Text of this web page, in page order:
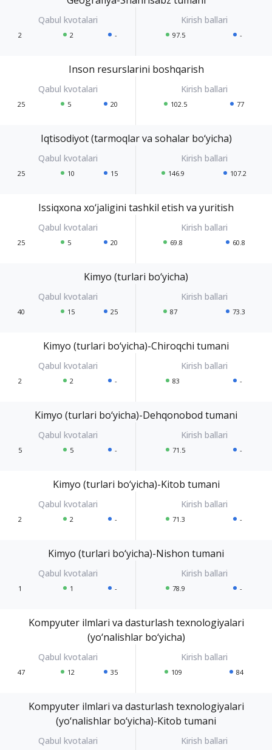
2 2 - 97.5 -
Inson resurslarini boshqarish
25 5 20 102.5 77
Iqtisodiyot (tarmoqlar va sohalar bo‘yicha)
25 10 15 146.9 107.2
Issiqxona xo‘jaligini tashkil etish va yuritish
25 5 20 69.8 60.8
Kimyo (turlari bo‘yicha)
40 15 25 87 73.3
Kimyo (turlari bo‘yicha)-Chiroqchi tumani
2 2 - 83 -
Kimyo (turlari bo‘yicha)-Dehqonobod tumani
5 5 - 71.5 -
Kimyo (turlari bo‘yicha)-Kitob tumani
2 2 - 71.3 -
Kimyo (turlari bo‘yicha)-Nishon tumani
1 1 - 78.9 -
Kompyuter ilmlari va dasturlash texnologiyalari
(yo‘nalishlar bo‘yicha)
47 12 35 109 84
Kompyuter ilmlari va dasturlash texnologiyalari
(yo‘nalishlar bo‘yicha)-Kitob tumani